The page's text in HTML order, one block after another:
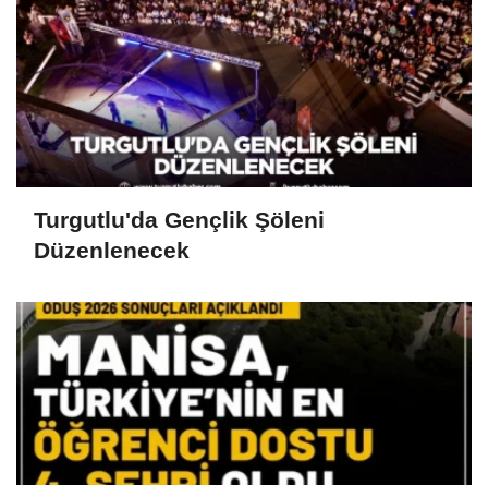
Turgutlu'da Gençlik Şöleni
Düzenlenecek